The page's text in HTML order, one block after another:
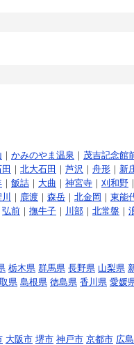
｜ かみのやま温泉 ｜ 茂吉記念館
｜ 北大石田 ｜ 芦沢 ｜ 舟形 ｜ 新
｜ 飯詰 ｜ 大曲 ｜ 神宮寺 ｜ 刈和野 ｜
｜ 鹿渡 ｜ 森岳 ｜ 北金岡 ｜ 東能
弘前 ｜ 撫牛子 ｜ 川部 ｜ 北常盤 ｜
栃木県 群馬県 長野県 山梨県
県 島根県 徳島県 香川県 愛媛
大阪市 堺市 神戸市 京都市 広